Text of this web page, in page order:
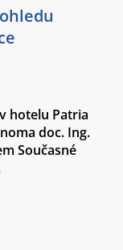
hotelu Patria
doc. Ing.
Současné